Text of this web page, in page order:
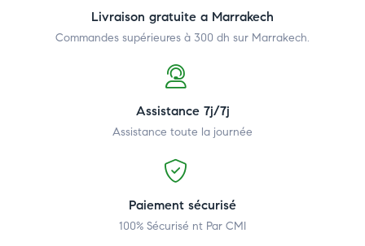
Livraison gratuite a Marrakech
Commandes supérieures à 300 dh sur Marrakech.
Assistance 7j/7j
Assistance toute la journée
Paiement sécurisé
100% Sécurisé nt Par CMI